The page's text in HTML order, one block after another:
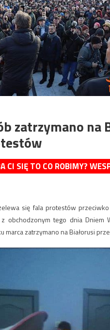
zatrzymano
CI SIĘ TO CO ROBIMY?
się fala protestów
obchodzonym tego dnia Dniem
marca zatrzymano na Białorusi